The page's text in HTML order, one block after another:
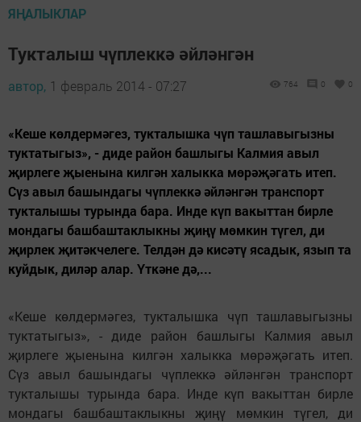
ЯҢАЛЫКЛАР
Тукталыш чүплеккә әйләнгән
автор, 1 февраль 2014 - 07:27 764 0 0
«Кеше көлдермәгез, тукталышка чүп ташлавыгызны
туктатыгыз», - диде район башлыгы Калмия авыл
җирлеге җыенына килгән халыкка мөрәҗәгать итеп.
Сүз авыл башындагы чүплеккә әйләнгән транспорт
тукталышы турында бара. Инде күп вакыттан бирле
мондагы башбаштаклыкны җиңү мөмкин түгел, ди
җирлек җитәкчелеге. Телдән дә кисәтү ясадык, язып та
куйдык, диләр алар. Үткәне дә,...
«Кеше көлдермәгез, тукталышка чүп ташлавыгызны
туктатыгыз», - диде район башлыгы Калмия авыл
җирлеге җыенына килгән халыкка мөрәҗәгать итеп.
Сүз авыл башындагы чүплеккә әйләнгән транспорт
тукталышы турында бара. Инде күп вакыттан бирле
мондагы башбаштаклыкны җиңү мөмкин түгел, ди